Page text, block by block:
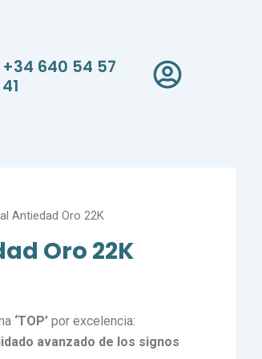
+34 640 54 57
41
Antiedad Oro 22K
Oro 22K
‘TOP’ por excelencia:
avanzado de los signos